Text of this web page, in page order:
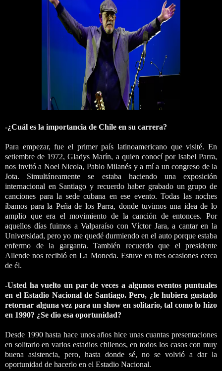
-¿Cuál es la importancia de Chile en su carrera?
Para empezar, fue el primer país latinoamericano que visité. En
setiembre de 1972, Gladys Marín, a quien conocí por Isabel Parra,
nos invitó a Noel Nicola, Pablo Milanés y a mí a un congreso de la
Jota. Simultáneamente se estaba haciendo una exposición
internacional en Santiago y recuerdo haber grabado un grupo de
canciones para la sede cubana en ese evento. Todas las noches
íbamos para la Peña de los Parra, donde tuvimos una idea de lo
amplio que era el movimiento de la canción de entonces. Por
aquellos días fuimos a Valparaíso con Víctor Jara, a cantar en la
Universidad, pero yo me quedé durmiendo en el auto porque estaba
enfermo de la garganta. También recuerdo que el presidente
Allende nos recibió en La Moneda. Estuve en tres ocasiones cerca
de él.
-Usted ha vuelto un par de veces a algunos eventos puntuales
en el Estadio Nacional de Santiago. Pero, ¿le hubiera gustado
retornar alguna vez para un show en solitario, tal como lo hizo
en 1990? ¿Se dio esa oportunidad?
Desde 1990 hasta hace unos años hice unas cuantas presentaciones
en solitario en varios estadios chilenos, en todos los casos con muy
buena asistencia, pero, hasta donde sé, no se volvió a dar la
oportunidad de hacerlo en el Estadio Nacional.